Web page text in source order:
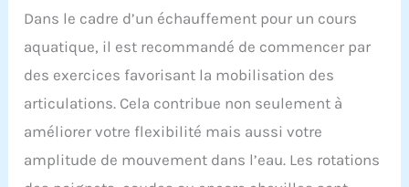
Dans le cadre d’un échauffement pour un cours
aquatique, il est recommandé de commencer par
des exercices favorisant la mobilisation des
articulations. Cela contribue non seulement à
améliorer votre flexibilité mais aussi votre
amplitude de mouvement dans l’eau. Les rotations